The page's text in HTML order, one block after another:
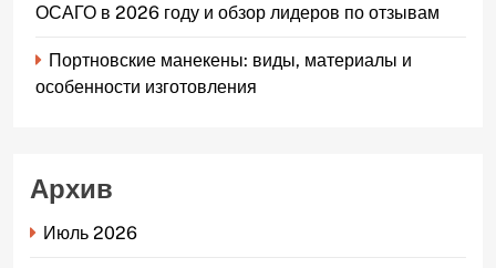
ОСАГО в 2026 году и обзор лидеров по отзывам
Портновские манекены: виды, материалы и
особенности изготовления
Архив
Июль 2026